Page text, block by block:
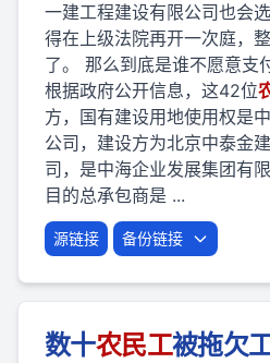
一建工程建设有限公司也会
得在上级法院再开一次庭，
了。 那么到底是谁不愿意支
根据政府公开信息，这42位
方，国有建设用地使用权是
公司，建设方为北京中泰金
司，是中海企业发展集团有
目的总承包商是 ...
源链接 备份链接
数十农民工被拖欠